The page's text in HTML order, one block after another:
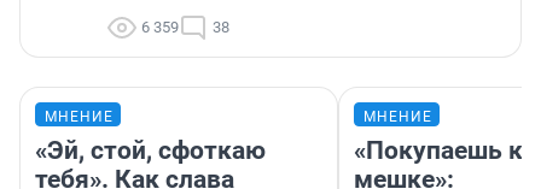
6 359 38
МНЕНИЕ
«Эй, стой, сфоткаю
тебя». Как слава
МНЕНИЕ
«Покупаешь
мешке»: